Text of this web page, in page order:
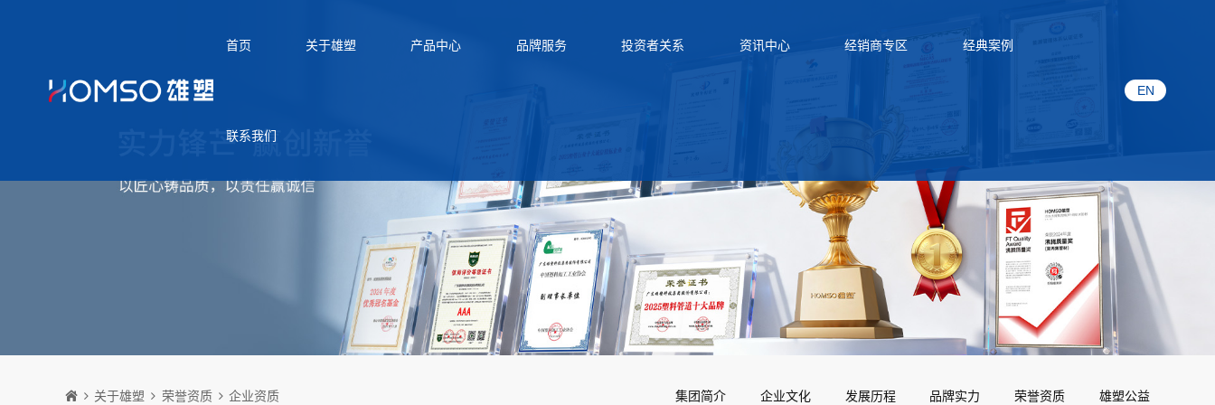
首页 关于雄塑 产品中心 品牌服务 投资者关系 资讯中心 经销商专区 经典案例
联系我们
EN
关于雄塑 荣誉资质 企业资质 集团简介 企业文化 发展历程 品牌实力 荣誉资质 雄塑公益